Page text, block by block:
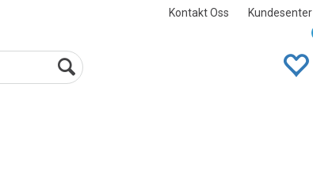
Kontakt Oss Kundesenter